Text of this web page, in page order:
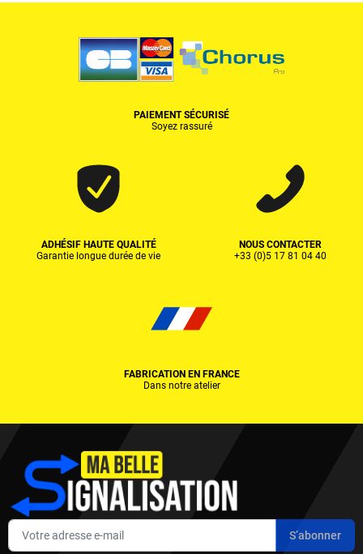
PAIEMENT SÉCURISÉ
Soyez rassuré
ADHÉSIF HAUTE QUALITÉ
Garantie longue durée de vie
NOUS CONTACTER
+33 (0)5 17 81 04 40
FABRICATION EN FRANCE
Dans notre atelier